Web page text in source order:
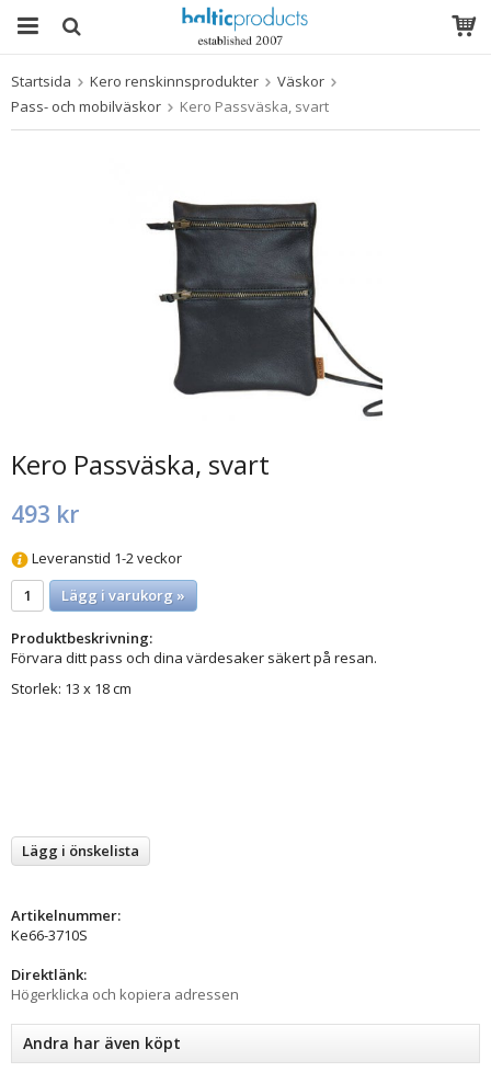
Produkten har blivit tillagd i varukorgen
Startsida Kero renskinnsprodukter
Väskor
Pass- och mobilväskor
Kero Passväska, svart
Kero Passväska, svart
493 kr
Leveranstid 1-2 veckor
Lägg i varukorg »
Produktbeskrivning:
Förvara ditt pass och dina värdesaker säkert på resan.
Storlek: 13 x 18 cm
Lägg i önskelista
Artikelnummer:
Ke66-3710S
Direktlänk:
Högerklicka och kopiera adressen
Andra har även köpt